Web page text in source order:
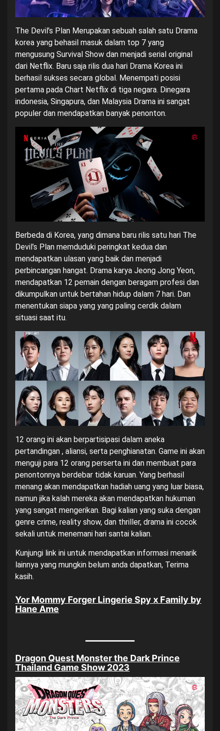
The Devil’s Plan Merupakan sebuah salah satu Drama
korea yang behasil masuk dalam top 7 yang
mengusung Survival Show dan menjadi serial original
dari Netflix. Baru saja rilis dua hari Drama Korea ini
berhasil sukses secara global. Menempati posisi
pertama pada Chart Netflix di tiga negara. Dinegara
indonesia, Singapura, dan Malaysia Drama ini sangat
populer dan mendapatkan banyak penonton.
Berbeda di Korea, yang dimana baru rilis satu hari The
Devil’s Plan memduduki peringkat kedua dan
mendapatkan ulasan yang baik dan menjadi
perbincangan hangat. Drama karya Jeong Jong Yeon,
mendapatkan 12 pemain dengan beragam profesi dan
dikumpulkan untuk bertahan hidup dalam 7 hari. Dan
menentukan siapa yang yang paling cerdik dalam
situasi saat itu.
12 orang ini akan berpartisipasi dalam aneka
pertandingan , aliansi, serta penghianatan. Game ini akan
menguji para 12 orang perserta ini dan membuat para
penontonnya berdebar tidak karuan. Yang berhasil
menang akan mendapatkan hadiah uang yang luar biasa,
namun jika kalah mereka akan mendapatkan hukuman
yang sangat mengerikan. Bagi kalian yang suka dengan
genre crime, reality show, dan thriller, drama ini cocok
sekali untuk menemani hari santai kalian.
Kunjungi link ini untuk mendapatkan informasi menarik
lainnya yang mungkin belum anda dapatkan, Terima
kasih.
Yor Mommy Forger Lingerie Spy x Family by
Hane Ame
Dragon Quest Monster the Dark Prince
Thailand Game Show 2023